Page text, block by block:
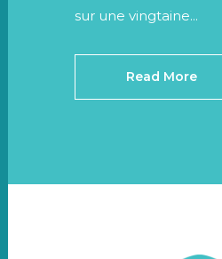
sur une vingtaine...
Read More